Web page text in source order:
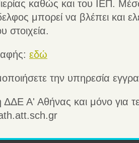
καθώς και του ΙΕΠ.
μπορεί να βλέπει και
στοιχεία.
εδώ
την υπηρεσία
ΔΔΕ Α' Αθήνας και μόνο για